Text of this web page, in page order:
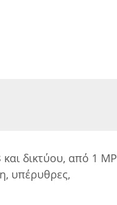
δικτύου, από 1 MP
υπέρυθρες,